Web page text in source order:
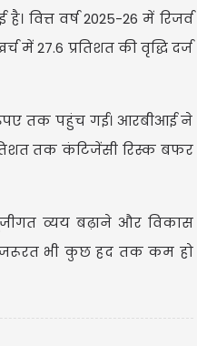
वर्ष 2025-26 में रिजर्व
27.6 प्रतिशत की वृद्धि दर्ज
रुपए तक पहुंच गई। आरबीआई ने
तक कंटिजेंसी रिस्क बफर
व्यय बढ़ाने और विकास
जरूरत भी कुछ हद तक कम हो